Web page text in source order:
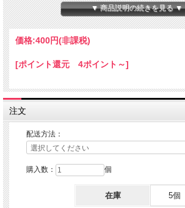
本体サイズ：約７５ｘ１２０ｍｍ
Made in JAPAN
ルームミラーの構造により、ParkingPermitをぶら下げた時
ミラーの構造をご確認いただき、ご購入ください。
▼ 商品説明の続きを見る ▼
価格:400円(非課税)
[ポイント還元 4ポイント～]
注文
配送方法：
購入数： 個
在庫 5個